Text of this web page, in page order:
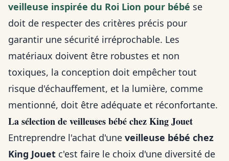
veilleuse inspirée du Roi Lion pour bébé se
doit de respecter des critères précis pour
garantir une sécurité irréprochable. Les
matériaux doivent être robustes et non
toxiques, la conception doit empêcher tout
risque d'échauffement, et la lumière, comme
mentionné, doit être adéquate et réconfortante.
La sélection de veilleuses bébé chez King Jouet
Entreprendre l'achat d'une veilleuse bébé chez
King Jouet c'est faire le choix d'une diversité de